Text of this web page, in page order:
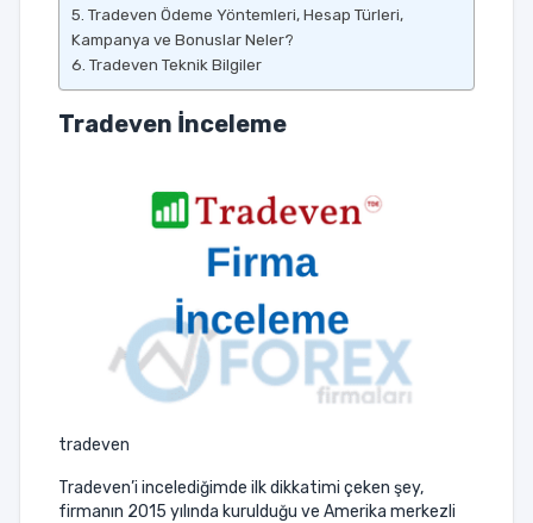
Tradeven Ödeme Yöntemleri, Hesap Türleri,
Kampanya ve Bonuslar Neler?
Tradeven Teknik Bilgiler
Tradeven İnceleme
tradeven
Tradeven’i incelediğimde ilk dikkatimi çeken şey,
firmanın 2015 yılında kurulduğu ve Amerika merkezli